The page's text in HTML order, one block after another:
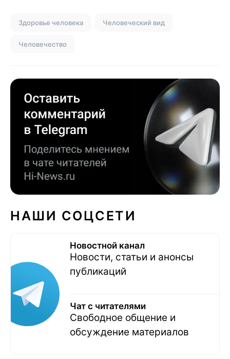
Здоровье человека Человеческий вид
Человечество
НАШИ СОЦСЕТИ
Новостной канал
Новости, статьи и анонсы
публикаций
Чат с читателями
Свободное общение и
обсуждение материалов